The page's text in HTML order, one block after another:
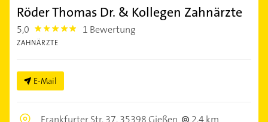
Röder Thomas Dr. & Kollegen Zahnärzte
5,0 5.0 1 Bewertung
ZAHNÄRZTE
E-Mail
Frankfurter Str. 37, 35398 Gießen 2,4 km